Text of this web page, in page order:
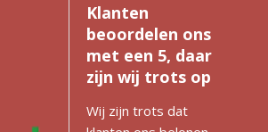
Klanten
beoordelen ons
met een 5, daar
zijn wij trots op
Wij zijn trots dat